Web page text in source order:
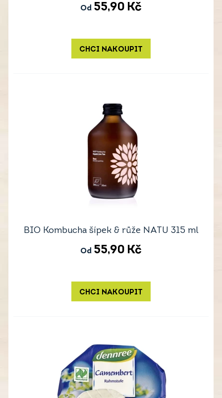
Od 55,90 Kč
CHCI NAKOUPIT
BIO Kombucha šípek & růže NATU 315 ml
Od 55,90 Kč
CHCI NAKOUPIT